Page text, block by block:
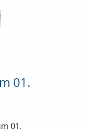
01.
01.